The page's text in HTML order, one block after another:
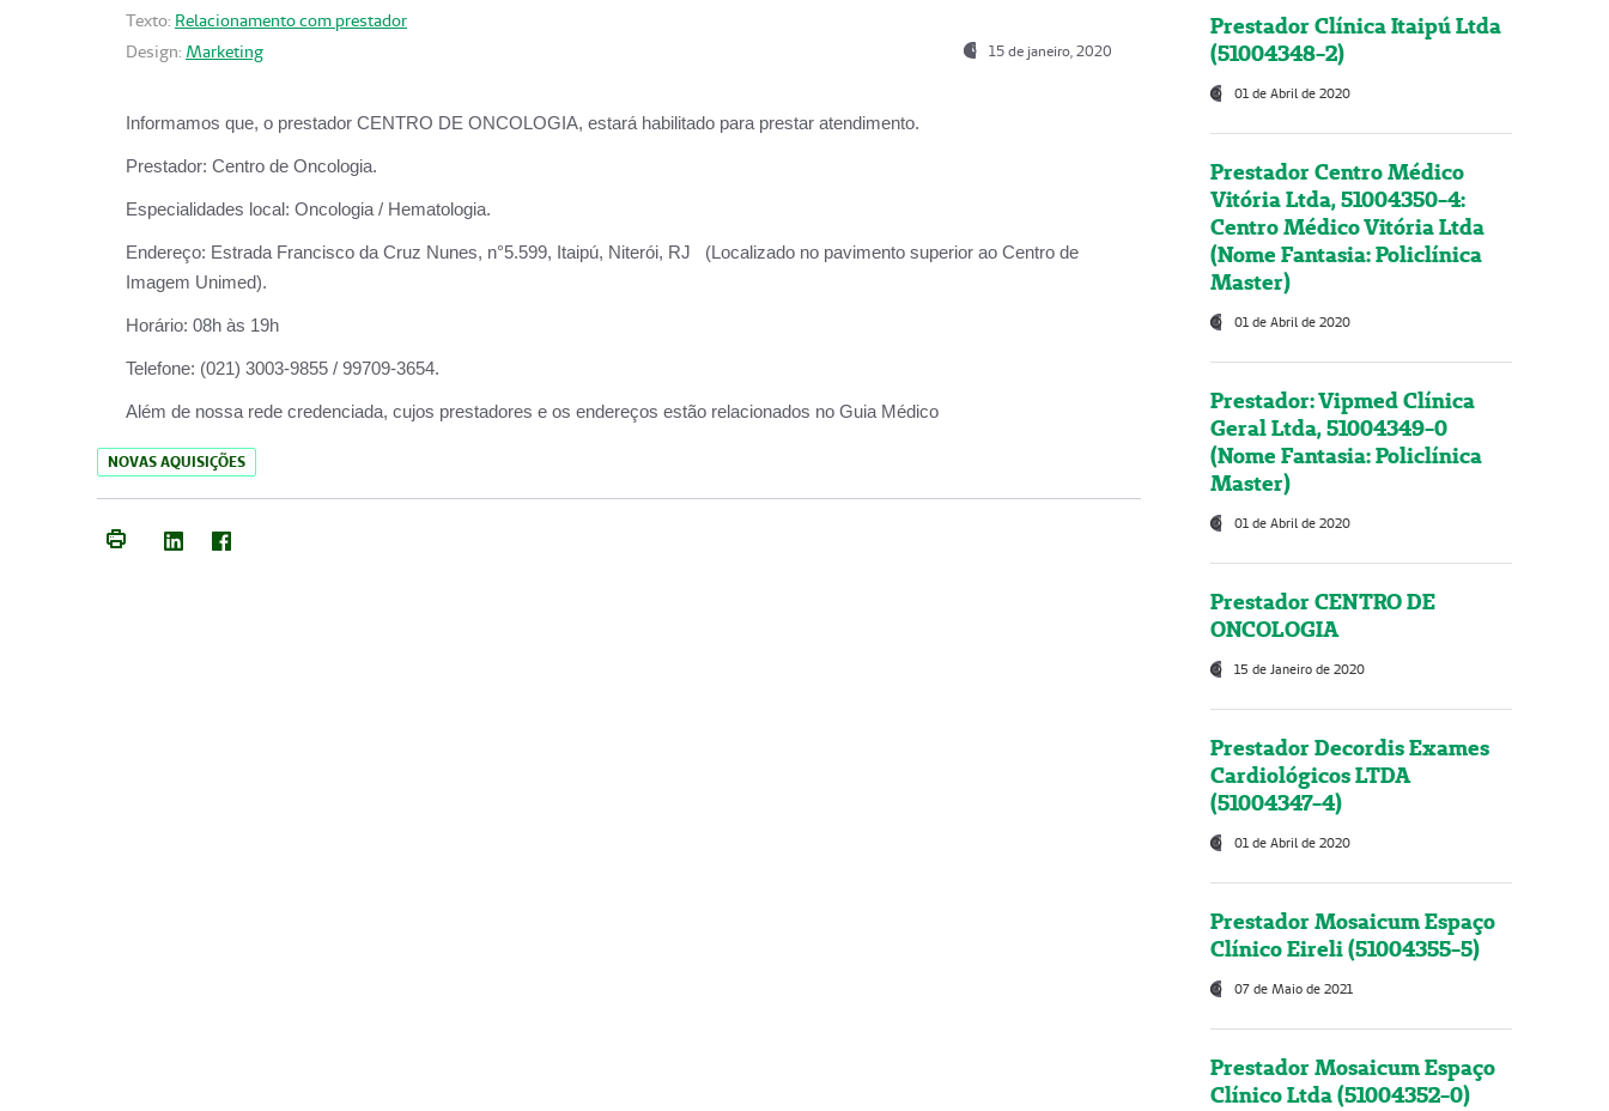
Texto: Relacionamento com prestador
Design: Marketing 15 de janeiro, 2020
Informamos que, o prestador CENTRO DE ONCOLOGIA, estará habilitado para prestar atendimento.
Prestador: Centro de Oncologia.
Especialidades local: Oncologia / Hematologia.
Endereço: Estrada Francisco da Cruz Nunes, n°5.599, Itaipú, Niterói, RJ (Localizado no pavimento superior ao Centro de
Imagem Unimed).
Horário: 08h às 19h
Telefone: (021) 3003-9855 / 99709-3654.
Além de nossa rede credenciada, cujos prestadores e os endereços estão relacionados no Guia Médico
NOVAS AQUISIÇÕES
Prestador Clínica Itaipú Ltda
(51004348-2)
01 de Abril de 2020
Prestador Centro Médico
Vitória Ltda, 51004350-4:
Centro Médico Vitória Ltda
(Nome Fantasia: Policlínica
Master)
01 de Abril de 2020
Prestador: Vipmed Clínica
Geral Ltda, 51004349-0
(Nome Fantasia: Policlínica
Master)
01 de Abril de 2020
Prestador CENTRO DE
ONCOLOGIA
15 de Janeiro de 2020
Prestador Decordis Exames
Cardiológicos LTDA
(51004347-4)
01 de Abril de 2020
Prestador Mosaicum Espaço
Clínico Eireli (51004355-5)
07 de Maio de 2021
Prestador Mosaicum Espaço
Clínico Ltda (51004352-0)